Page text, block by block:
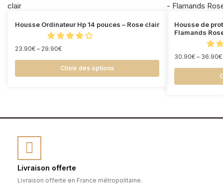
Housse Ordinateur Hp 14 pouces – Rose clair
23.90€ – 29.90€
Choix des options
Housse de
Flamands
30.90€ – 36.90€
Livraison offerte
Livraison offerte en France métropolitaine.